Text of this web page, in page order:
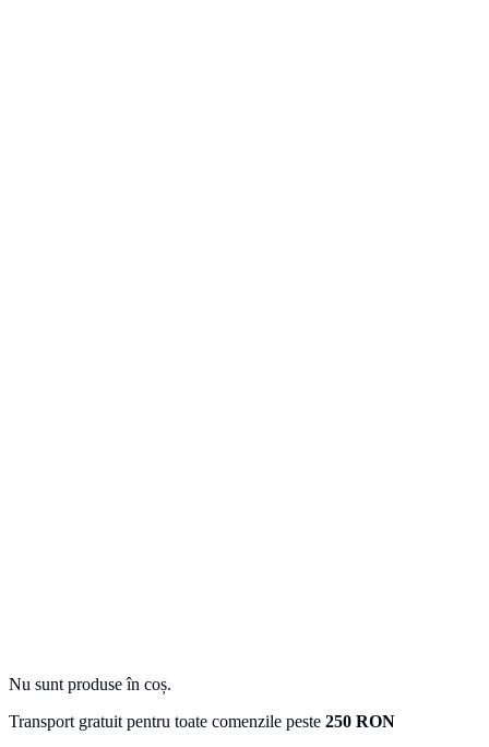
Nu sunt produse în coș.
Transport gratuit pentru toate comenzile peste 250 RON